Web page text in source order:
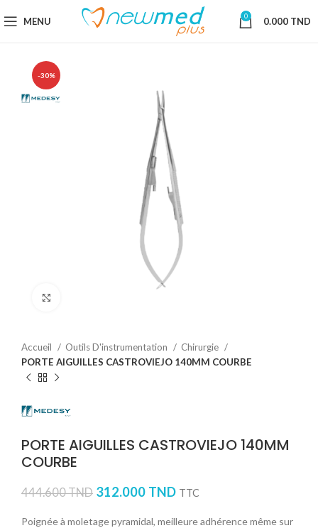
MENU 0 0.000 TND
-30%
Accueil Outils D'instrumentation
Chirurgie
PORTE AIGUILLES CASTROVIEJO 140MM COURBE
PORTE AIGUILLES CASTROVIEJO 140MM
COURBE
444.600TND 312.000 TND TTC
Poignée à moletage pyramidal, meilleure adhérence même sur